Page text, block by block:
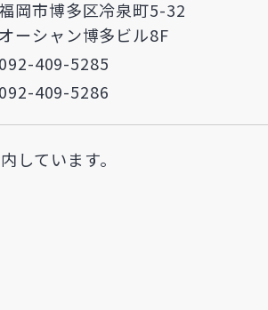
福岡市博多区冷泉町5-32
オーシャン博多ビル8F
092-409-5285
092-409-5286
ています。